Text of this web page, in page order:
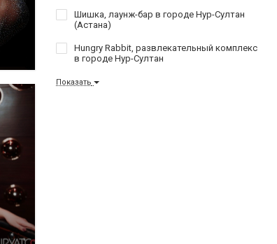
Шишка, лаунж-бар в городе Нур-Султан
(Астана)
Hungry Rabbit, развлекательный комплекс
в городе Нур-Султан
Показать